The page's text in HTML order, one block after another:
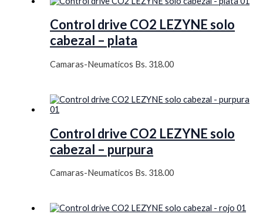
Control drive CO2 LEZYNE solo
cabezal – plata
Camaras-Neumaticos Bs. 318.00
Control drive CO2 LEZYNE solo
cabezal – purpura
Camaras-Neumaticos Bs. 318.00